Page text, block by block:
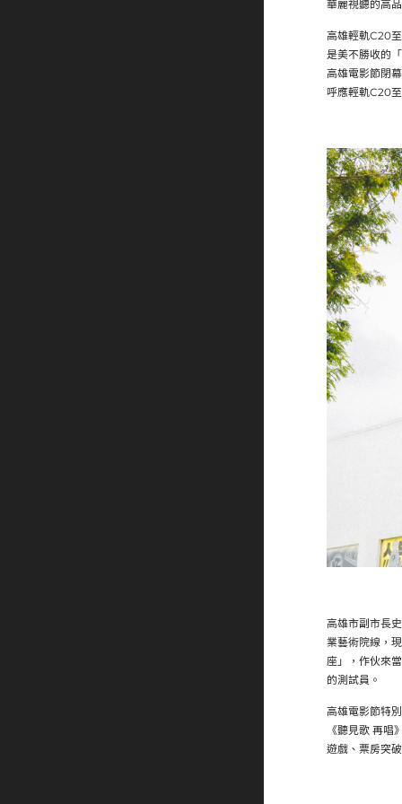
華麗視聽的高
高雄輕軌C20
是美不勝收的
高雄電影節閉
呼應輕軌C20
高雄市副市長
業藝術院線，
座」，作伙來
的測試員。
高雄電影節特
《聽見歌 再
遊戲、票房突